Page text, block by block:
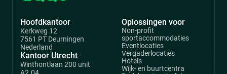
Hoofdkantoor
Kerkweg 12
7561 PT Deurningen
Nederland
Kantoor Utrecht
Winthontlaan 200 unit
Oplossingen voor
Non-profit
sportaccommodaties
Eventlocaties
Vergaderlocaties
Hotels
Wijk- en buurtcentra